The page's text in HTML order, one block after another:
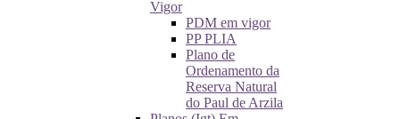
Vigor
PDM em vigor
PP PLIA
Plano de
Ordenamento da
Reserva Natural
do Paul de Arzila